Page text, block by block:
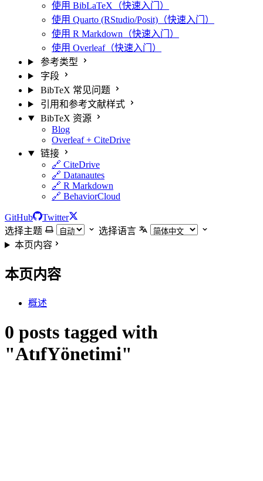
使用 BibLaTeX（快速入门）
使用 Quarto (RStudio/Posit)（快速入门）
使用 R Markdown（快速入门）
使用 Overleaf（快速入门）
参考类型
字段
BibTeX 常见问题
引用和参考文献样式
BibTeX 资源
Blog
Overleaf + CiteDrive
链接
🔗 CiteDrive
🔗 Datanautes
🔗 R Markdown
🔗 BehaviorCloud
GitHub
Twitter
选择主题
选择语言
本页内容
本页内容
概述
0 posts tagged with
"AtıfYönetimi"